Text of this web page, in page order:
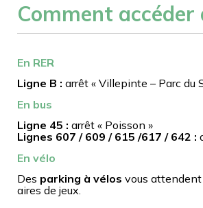
Comment accéder
En RER
Ligne B : arrêt « Villepinte – Parc du
En bus
Ligne 45 : arrêt « Poisson »
Lignes 607 / 609 / 615 /617 / 642 :
En vélo
Des parking à vélos vous
aires de jeux.